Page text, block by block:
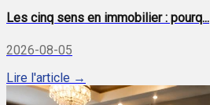
Les cinq sens en immobilier : pourq...
2026-08-05
Lire l'article →